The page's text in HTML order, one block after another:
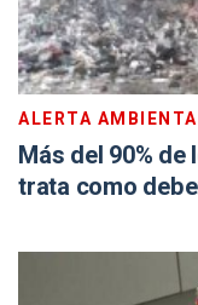
ALERTA
Más del 90%
trata como